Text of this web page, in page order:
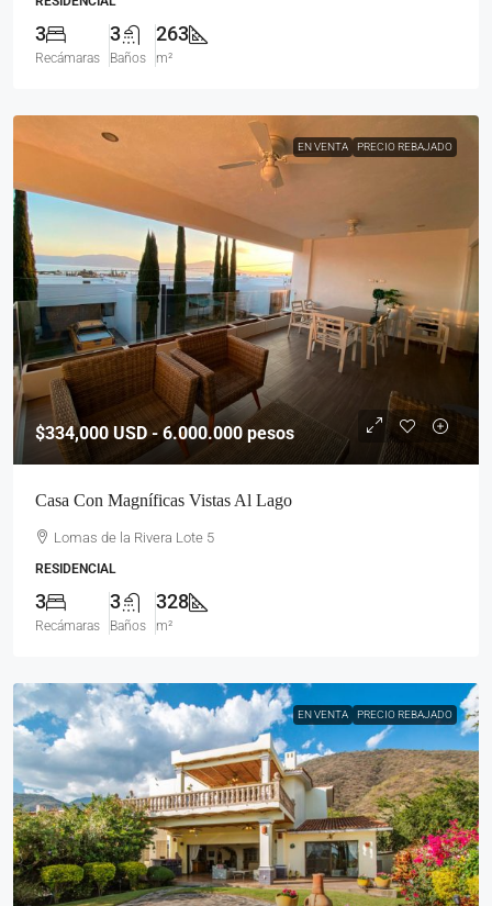
3
Recámaras
3
Baños
263
m²
EN VENTA PRECIO REBAJADO
$334,000 USD - 6.000.000 pesos
Casa Con Magníficas Vistas Al Lago
Lomas de la Rivera Lote 5
RESIDENCIAL
3
Recámaras
3
Baños
328
m²
EN VENTA PRECIO REBAJADO